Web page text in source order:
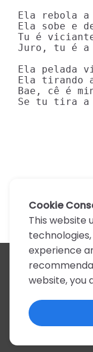
Ela rebola a
Ela sobe e
Tu é
Juro, tu é a
Ela pelada
Ela tirando
Bae, cê é
Se tu tira a
A
B C D
N
O P Q
Cookie
This website
experience
website, you